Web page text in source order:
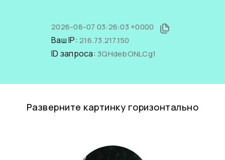
2026-08-07 03:26:03 +0000
Ваш IP: 216.73.217.150
ID запроса: 3QHdebONLCg1
Разверните картинку горизонтально